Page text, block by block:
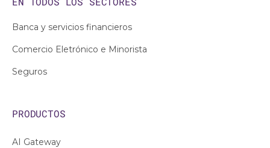
Banca y servicios financieros
Comercio Eletrónico e Minorista
Seguros
PRODUCTOS
AI Gateway